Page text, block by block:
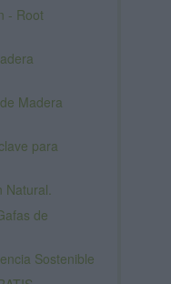
- Root
Madera
para
Natural.
de
Sostenible